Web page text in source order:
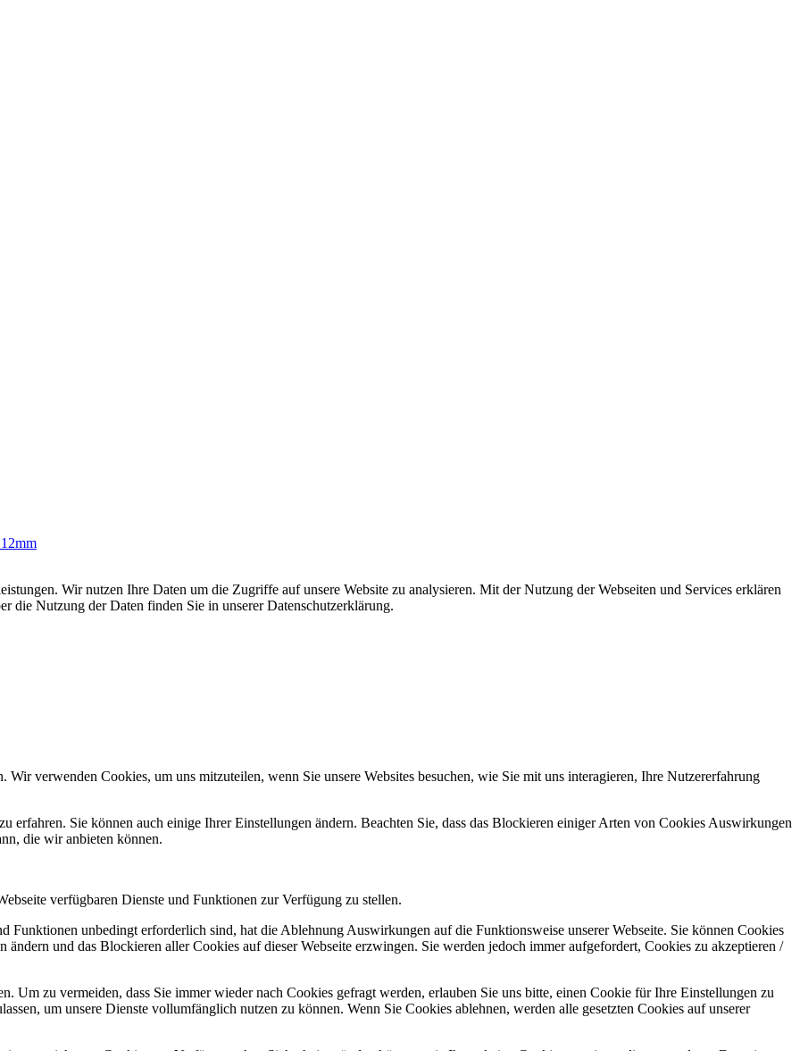
Wir nutzen Ihre Daten um die Zugriffe auf unsere Website zu analysieren. Mit der Nutzung der Webseiten und Services erklären
die Nutzung der Daten finden Sie in unserer Datenschutzerklärung.
verwenden Cookies, um uns mitzuteilen, wenn Sie unsere Websites besuchen, wie Sie mit uns interagieren, Ihre Nutzererfahrung
erfahren. Sie können auch einige Ihrer Einstellungen ändern. Beachten Sie, dass das Blockieren einiger Arten von Cookies Auswirkungen
die wir anbieten können.
verfügbaren Dienste und Funktionen zur Verfügung zu stellen.
Funktionen unbedingt erforderlich sind, hat die Ablehnung Auswirkungen auf die Funktionsweise unserer Webseite. Sie können Cookies
und das Blockieren aller Cookies auf dieser Webseite erzwingen. Sie werden jedoch immer aufgefordert, Cookies zu akzeptieren /
Um zu vermeiden, dass Sie immer wieder nach Cookies gefragt werden, erlauben Sie uns bitte, einen Cookie für Ihre Einstellungen zu
um unsere Dienste vollumfänglich nutzen zu können. Wenn Sie Cookies ablehnen, werden alle gesetzten Cookies auf unserer